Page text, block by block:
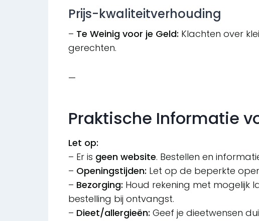
Prijs-kwaliteitverhouding
– Te Weinig voor je Geld: Klachten over
gerechten.
—
Praktische Informatie
Let op:
– Er is geen website. Bestellen en
– Openingstijden: Let op de beperkte
– Bezorging: Houd rekening met mogelijk
bestelling bij ontvangst.
– Dieet/allergieën: Geef je dieetwensen